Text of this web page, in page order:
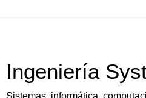
Ingeniería
Sistemas, informática,